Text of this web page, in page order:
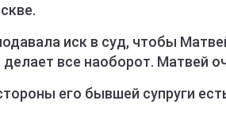
иск в суд, чтобы
все наоборот. Матвей
его бывшей супруги